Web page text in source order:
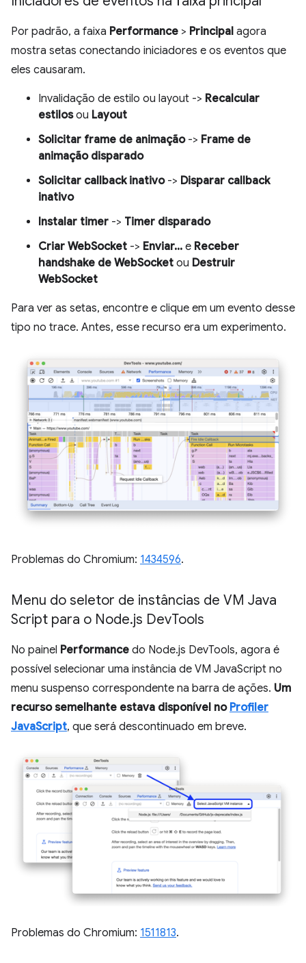
Por padrão, a faixa Performance > Principal agora
mostra setas conectando iniciadores e os eventos que
eles causaram.
Invalidação de estilo ou layout -> Recalcular
estilosou Layout
Solicitar frame de animação-> Frame de
animação disparado
Solicitar callback inativo-> Disparar callback
inativo
Instalar timer -> Timer disparado
Criar WebSocket -> Enviar... e Receber
handshake de WebSocket ou Destruir
WebSocket
Para ver as setas, encontre e clique em um evento desse
tipo no trace. Antes, esse recurso era um experimento.
Problemas do Chromium: 1434596.
Menu do seletor de instâncias de VM Java
Script para o Node.js DevTools
No painel Performance do Node.js DevTools, agora é
possível selecionar uma instância de VM JavaScript no
menu suspenso correspondente na barra de ações. Um
recurso semelhante estava disponível no Profiler
JavaScript, que será descontinuado em breve.
Problemas do Chromium: 1511813.